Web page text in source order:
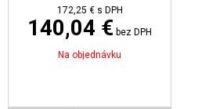
172,25 € s DPH
140,04 € bez DPH
Na objednávku